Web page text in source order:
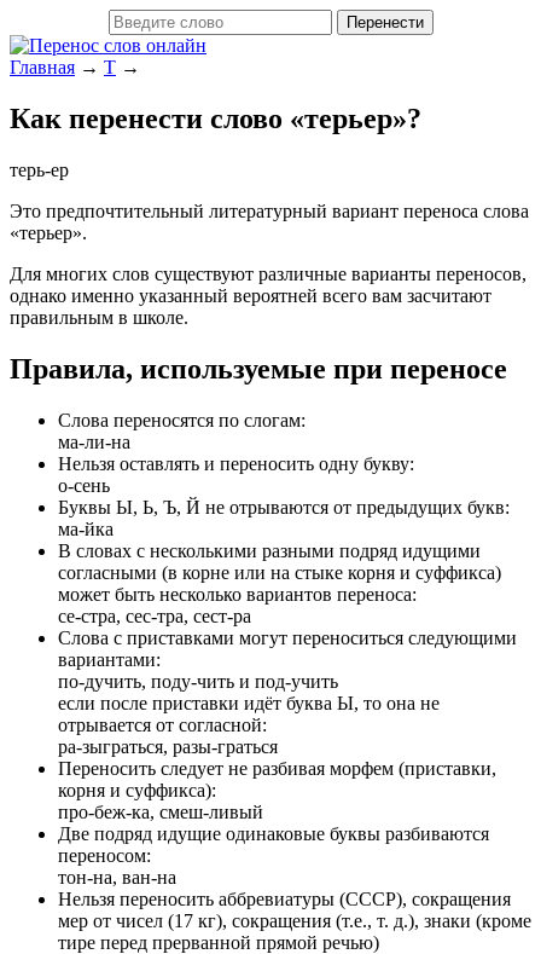
Главная → Т →
Как перенести слово «терьер»?
терь-ер
Это предпочтительный литературный вариант переноса слова
«терьер».
Для многих слов существуют различные варианты переносов,
однако именно указанный вероятней всего вам засчитают
правильным в школе.
Правила, используемые при переносе
Слова переносятся по слогам:
ма-ли-на
Нельзя оставлять и переносить одну букву:
о-сень
Буквы Ы, Ь, Ъ, Й не отрываются от предыдущих букв:
ма-йка
В словах с несколькими разными подряд идущими
согласными (в корне или на стыке корня и суффикса)
может быть несколько вариантов переноса:
се-стра, сес-тра, сест-ра
Слова с приставками могут переноситься следующими
вариантами:
по-дучить, поду-чить и под-учить
если после приставки идёт буква Ы, то она не
отрывается от согласной:
ра-зыграться, разы-граться
Переносить следует не разбивая морфем (приставки,
корня и суффикса):
про-беж-ка, смеш-ливый
Две подряд идущие одинаковые буквы разбиваются
переносом:
тон-на, ван-на
Нельзя переносить аббревиатуры (СССР), сокращения
мер от чисел (17 кг), сокращения (т.е., т. д.), знаки (кроме
тире перед прерванной прямой речью)